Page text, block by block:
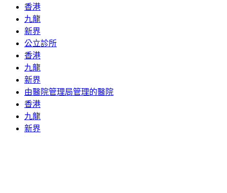
香港
九龍
新界
公立診所
香港
九龍
新界
由醫院管理局管理的醫院
香港
九龍
新界